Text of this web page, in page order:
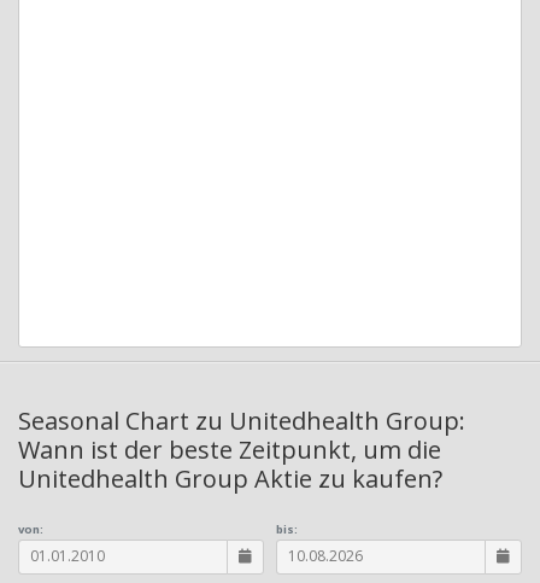
Seasonal Chart zu Unitedhealth Group:
Wann ist der beste Zeitpunkt, um die
Unitedhealth Group Aktie zu kaufen?
von: bis: